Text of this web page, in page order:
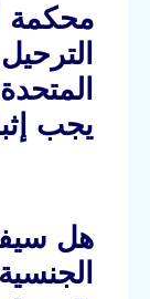
محكمة
يجب
هل